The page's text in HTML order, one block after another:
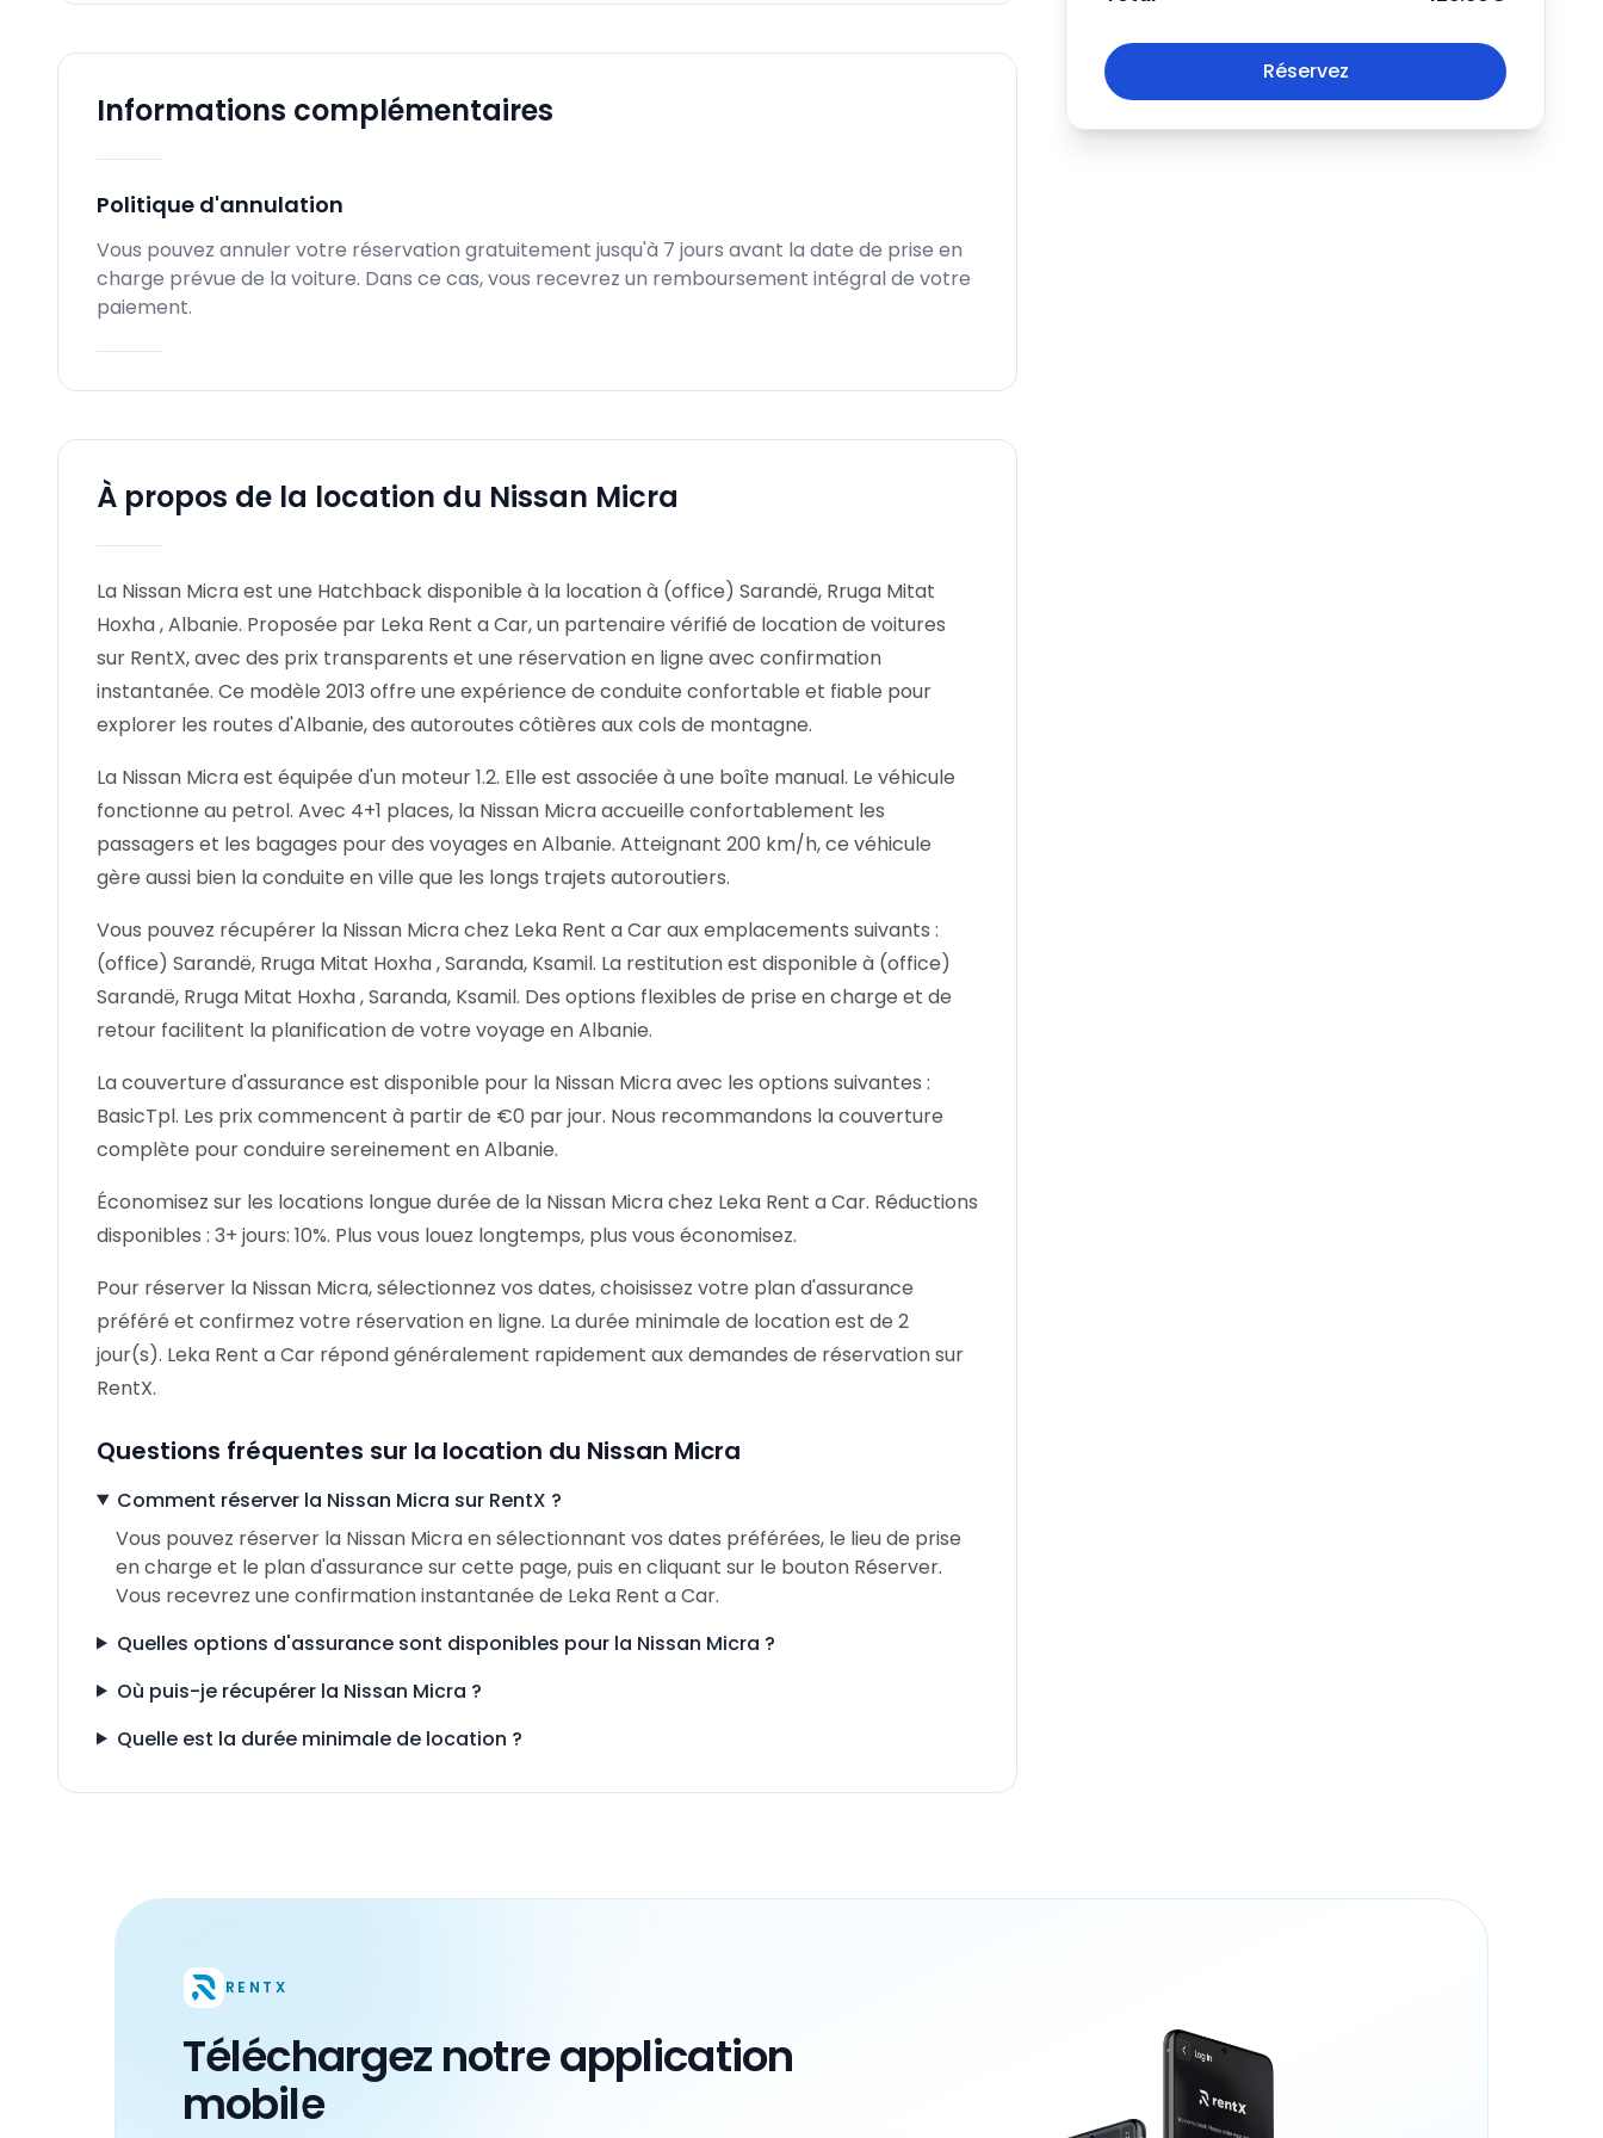
Réservez
Informations complémentaires
Politique d'annulation
Vous pouvez annuler votre réservation gratuitement jusqu'à 7 jours avant la date de prise en
charge prévue de la voiture. Dans ce cas, vous recevrez un remboursement intégral de votre
paiement.
À propos de la location du Nissan Micra
La Nissan Micra est une Hatchback disponible à la location à (office) Sarandë, Rruga Mitat
Hoxha , Albanie. Proposée par Leka Rent a Car, un partenaire vérifié de location de voitures
sur RentX, avec des prix transparents et une réservation en ligne avec confirmation
instantanée. Ce modèle 2013 offre une expérience de conduite confortable et fiable pour
explorer les routes d'Albanie, des autoroutes côtières aux cols de montagne.
La Nissan Micra est équipée d'un moteur 1.2. Elle est associée à une boîte manual. Le véhicule
fonctionne au petrol. Avec 4+1 places, la Nissan Micra accueille confortablement les
passagers et les bagages pour des voyages en Albanie. Atteignant 200 km/h, ce véhicule
gère aussi bien la conduite en ville que les longs trajets autoroutiers.
Vous pouvez récupérer la Nissan Micra chez Leka Rent a Car aux emplacements suivants :
(office) Sarandë, Rruga Mitat Hoxha , Saranda, Ksamil. La restitution est disponible à (office)
Sarandë, Rruga Mitat Hoxha , Saranda, Ksamil. Des options flexibles de prise en charge et de
retour facilitent la planification de votre voyage en Albanie.
La couverture d'assurance est disponible pour la Nissan Micra avec les options suivantes :
BasicTpl. Les prix commencent à partir de €0 par jour. Nous recommandons la couverture
complète pour conduire sereinement en Albanie.
Économisez sur les locations longue durée de la Nissan Micra chez Leka Rent a Car. Réductions
disponibles : 3+ jours: 10%. Plus vous louez longtemps, plus vous économisez.
Pour réserver la Nissan Micra, sélectionnez vos dates, choisissez votre plan d'assurance
préféré et confirmez votre réservation en ligne. La durée minimale de location est de 2
jour(s). Leka Rent a Car répond généralement rapidement aux demandes de réservation sur
RentX.
Questions fréquentes sur la location du Nissan Micra
Comment réserver la Nissan Micra sur RentX ?
Vous pouvez réserver la Nissan Micra en sélectionnant vos dates préférées, le lieu de prise
en charge et le plan d'assurance sur cette page, puis en cliquant sur le bouton Réserver.
Vous recevrez une confirmation instantanée de Leka Rent a Car.
Quelles options d'assurance sont disponibles pour la Nissan Micra ?
Où puis-je récupérer la Nissan Micra ?
Quelle est la durée minimale de location ?
RENTX
Téléchargez notre application
mobile